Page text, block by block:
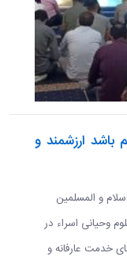
ارزشمند و
و المسلمین
وحیانی اسراء در
خدمت عارفانه و